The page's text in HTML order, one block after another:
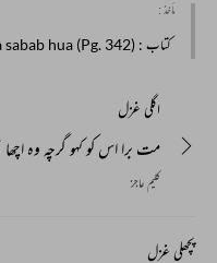
مأخذ :
کتاب : vo jo shairi ka sabab hua (Pg. 342)
اگلی غزل
مت برا اس کو کہو گرچہ وہ اچھا
کلیم عاجز
پچھلی غزل